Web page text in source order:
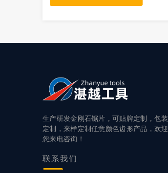
生产研发金刚石锯片，可贴牌定制，包装
定制，来样定制任意颜色齿形产品，欢迎
您来电咨询！
联系我们